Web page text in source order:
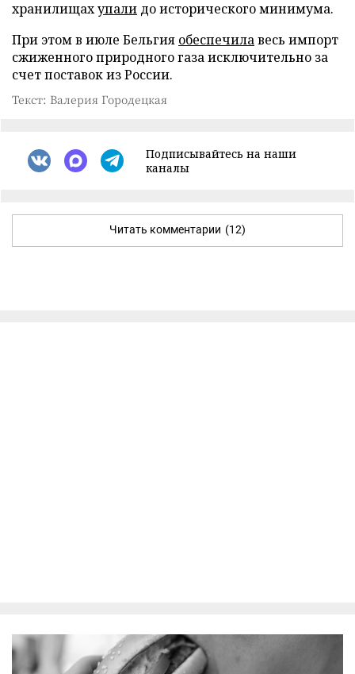
хранилищахупали до исторического минимума.
При этом в июле Бельгия обеспечилавесь импорт
сжиженного природного газа исключительно за
счет поставок из России.
Текст: Валерия Городецкая
Подписывайтесь на наши
каналы
Читать комментарии (12)